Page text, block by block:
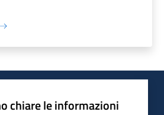
chiare le informazioni